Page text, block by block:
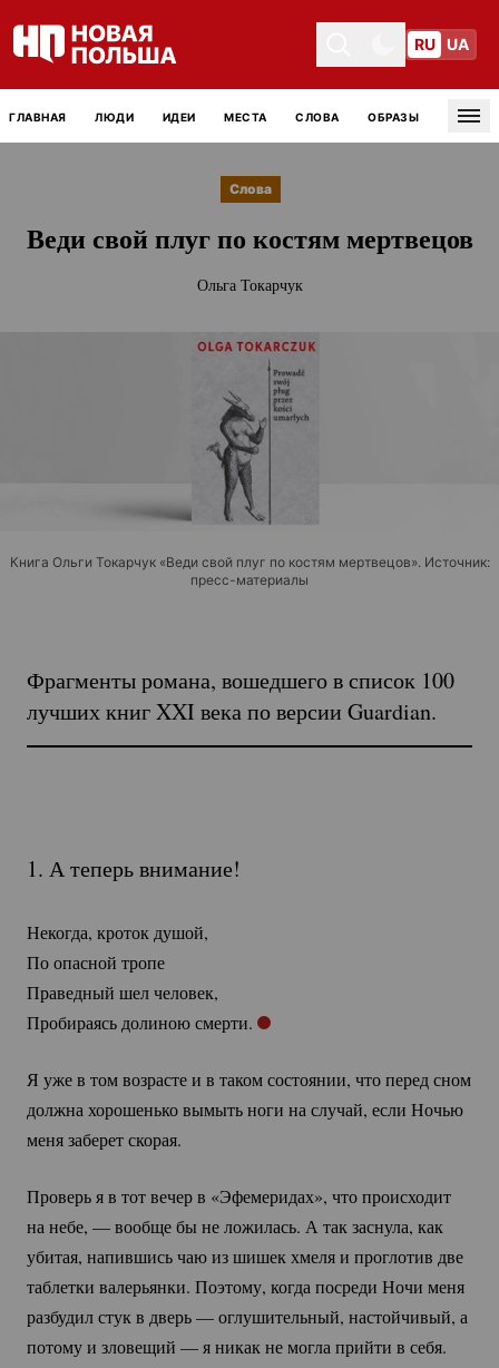
Toggle themeToggle theme
RU UA
ГЛАВНАЯ ЛЮДИ ИДЕИ МЕСТА СЛОВА ОБРАЗЫ
Слова
Веди свой плуг по костям мертвецов
Ольга Токарчук
Книга Ольги Токарчук «Веди свой плуг по костям мертвецов». Источник:
пресс-материалы
Фрагменты романа, вошедшего в список 100
лучших книг XXI века по версии Guardian.
1. А теперь внимание!
Некогда, кроток душой,
По опасной тропе
Праведный шел человек,
Пробираясь долиною смерти.
Я уже в том возрасте и в таком состоянии, что перед сном
должна хорошенько вымыть ноги на случай, если Ночью
меня заберет скорая.
Проверь я в тот вечер в «Эфемеридах», что происходит
на небе, — вообще бы не ложилась. А так заснула, как
убитая, напившись чаю из шишек хмеля и проглотив две
таблетки валерьянки. Поэтому, когда посреди Ночи меня
разбудил стук в дверь — оглушительный, настойчивый, а
потому и зловещий — я никак не могла прийти в себя.